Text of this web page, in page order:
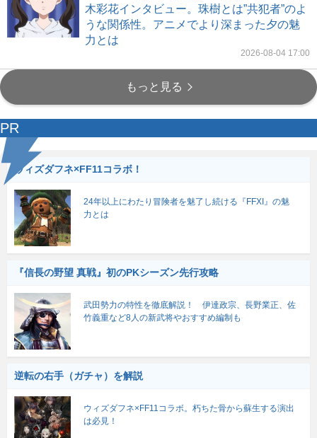
木彩花インタビュー。珠樹とは”共犯者”のよ
うな関係性。アニメでより深まった夕の魅
力とは
2026-08-04 17:00
もっと見る
PR
ウィズダフネ×FF11コラボ！
24年以上にわたり冒険者を魅了し続ける『FFXI』の魅
力とは
『信長の野望 真戦』初のPKシーズン先行攻略
武田勢力の特性を徹底解説！ 伊達政宗、長野業正、佐
竹義重など8人の新武将やおすすめ編制も
逆転の右手（ガチャ）を解説
ウィズダフネ×FF11コラボ。朽ちた骨から蘇生する演出
は必見！